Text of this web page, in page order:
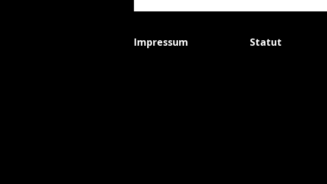
Impressum Statut